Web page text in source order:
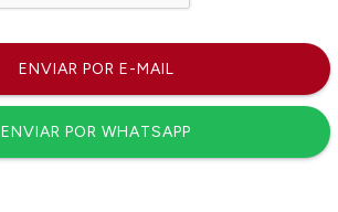
ENVIAR POR E-MAIL
ENVIAR POR WHATSAPP